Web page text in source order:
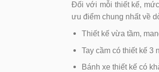
Đối với mỗi thiết kế,
ưu điểm chung nhất về
Thiết kế vừa tầm,
Tay cầm có thiết kế 3
Bánh xe thiết kế có